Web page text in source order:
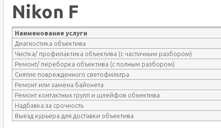
Nikon F
Наименование услуги
Диагностика объектива
Чистка/ профилактика объектива (с частичным разбором)
Ремонт/ переборка объектива (с полным разбором)
Снятие поврежденного светофильтра
Ремонт или замена байонета
Ремонт контактных групп и шлейфов объектива
Надбавка за срочность
Выезд курьера для доставки объектива